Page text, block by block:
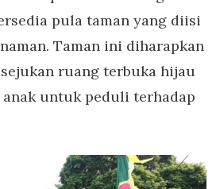
pula taman yang diisi
Taman ini diharapkan
ruang terbuka hijau
untuk peduli terhadap